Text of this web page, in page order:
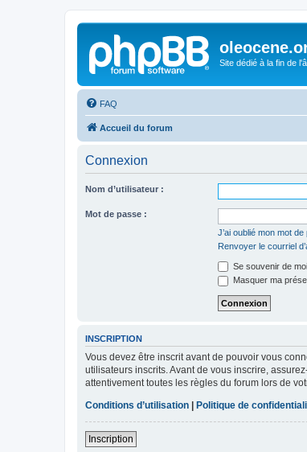
Site dédié à la fin de
FAQ
Accueil du forum
Connexion
Nom d’utilisateur :
Mot de passe :
J’ai oublié mon mot
Renvoyer le courriel
Se souvenir de moi
Masquer ma
INSCRIPTION
Vous devez être inscrit avant de pouvoir vous
utilisateurs inscrits. Avant de vous inscrire,
attentivement toutes les règles du forum lors de
Conditions d’utilisation
Politique de
Inscription